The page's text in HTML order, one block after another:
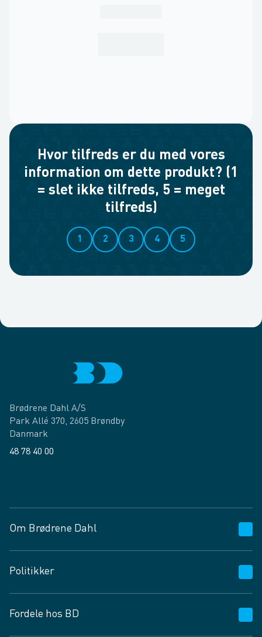
Hvor tilfreds er du med vores
information om dette produkt? (1
= slet ikke tilfreds, 5 = meget
tilfreds)
1 2 3 4 5
Brødrene Dahl A/S
Park Allé 370, 2605 Brøndby
Danmark
48 78 40 00
Om Brødrene Dahl
Vagttelefon 30 10 89 89
Spørgsmål og svar
Job og karriere
Politikker
Privatlivspolitik
Fordele hos BD